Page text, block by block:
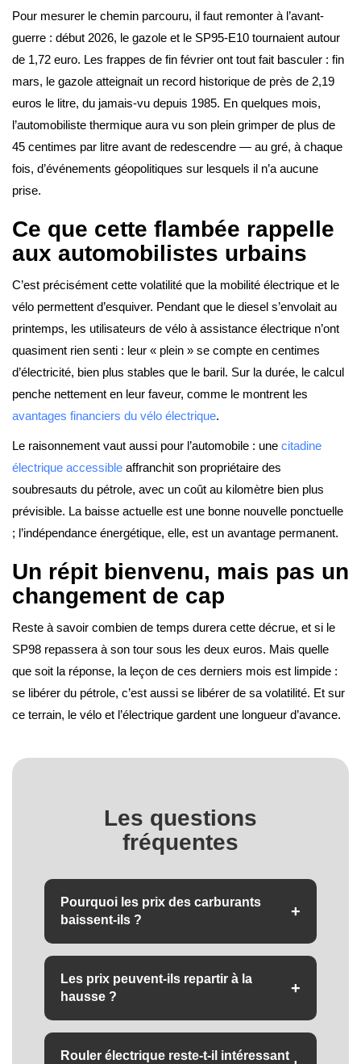
Pour mesurer le chemin parcouru, il faut remonter à l’avant-
guerre : début 2026, le gazole et le SP95-E10 tournaient autour
de 1,72 euro. Les frappes de fin février ont tout fait basculer : fin
mars, le gazole atteignait un record historique de près de 2,19
euros le litre, du jamais-vu depuis 1985. En quelques mois,
l’automobiliste thermique aura vu son plein grimper de plus de
45 centimes par litre avant de redescendre — au gré, à chaque
fois, d’événements géopolitiques sur lesquels il n’a aucune
prise.
Ce que cette flambée rappelle
aux automobilistes urbains
C’est précisément cette volatilité que la mobilité électrique et le
vélo permettent d’esquiver. Pendant que le diesel s’envolait au
printemps, les utilisateurs de vélo à assistance électrique n’ont
quasiment rien senti : leur « plein » se compte en centimes
d’électricité, bien plus stables que le baril. Sur la durée, le calcul
penche nettement en leur faveur, comme le montrent les
avantages financiers du vélo électrique.
Le raisonnement vaut aussi pour l’automobile : une citadine
électrique accessible affranchit son propriétaire des
soubresauts du pétrole, avec un coût au kilomètre bien plus
prévisible. La baisse actuelle est une bonne nouvelle ponctuelle
; l’indépendance énergétique, elle, est un avantage permanent.
Un répit bienvenu, mais pas un
changement de cap
Reste à savoir combien de temps durera cette décrue, et si le
SP98 repassera à son tour sous les deux euros. Mais quelle
que soit la réponse, la leçon de ces derniers mois est limpide :
se libérer du pétrole, c’est aussi se libérer de sa volatilité. Et sur
ce terrain, le vélo et l’électrique gardent une longueur d’avance.
Les questions
fréquentes
Pourquoi les prix des carburants
baissent-ils ?
+
réouverture du détroit d'Ormuz ont fait reculer
les cours du pétrole, répercutés à la pompe.
Les prix peuvent-ils repartir à la
hausse ?
+
Rouler électrique reste-t-il intéressant